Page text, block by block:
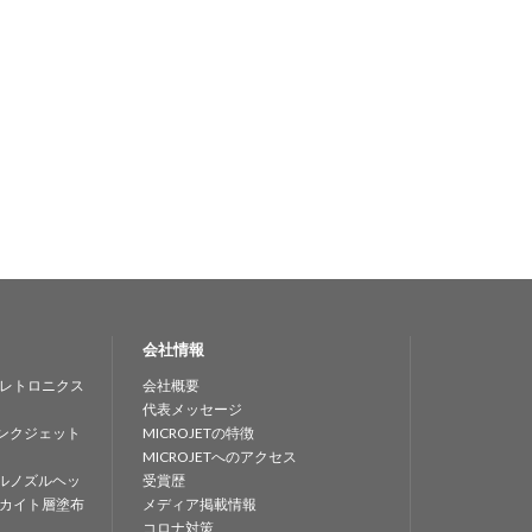
トロニクス
クジェット
ノズルヘッ
イト層塗布
会社情報
会社概要
代表メッセージ
MICROJETの特徴
MICROJETへのアクセス
受賞歴
メディア掲載情報
コロナ対策